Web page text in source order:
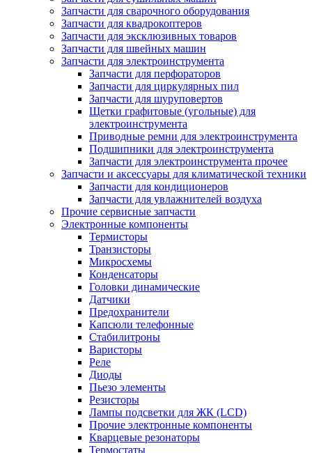
Запчасти для сварочного оборудования
Запчасти для квадрокоптеров
Запчасти для эксклюзивных товаров
Запчасти для швейных машин
Запчасти для электроинструмента
Запчасти для перфораторов
Запчасти для циркулярных пил
Запчасти для шуруповертов
Щетки графитовые (угольные) для
электроинструмента
Приводные ремни для электроинструмента
Подшипники для электроинструмента
Запчасти для электроинструмента прочее
Запчасти и аксессуары для климатической техники
Запчасти для кондиционеров
Запчасти для увлажнителей воздуха
Прочие сервисные запчасти
Электронные компоненты
Термисторы
Транзисторы
Микросхемы
Конденсаторы
Головки динамические
Датчики
Предохранители
Капсюли телефонные
Стабилитроны
Варисторы
Реле
Диоды
Пьезо элементы
Резисторы
Лампы подсветки для ЖК (LCD)
Прочие электронные компоненты
Кварцевые резонаторы
Термостаты